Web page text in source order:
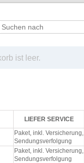
ist leer.
LIEFER SERVICE
Paket, inkl. Versicherung,
Sendungsverfolgung
Paket, inkl. Versicherung,
Sendungsverfolgung